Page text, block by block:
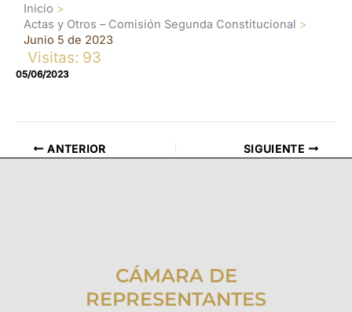
Inicio
Actas y Otros – Comisión Segunda Constitucional
Junio 5 de 2023
Visitas: 93
05/06/2023
ANTERIOR SIGUIENTE
CÁMARA DE
REPRESENTANTES